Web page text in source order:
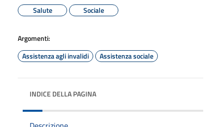
Salute
Sociale
Argomenti:
Assistenza agli invalidi
Assistenza sociale
INDICE DELLA PAGINA